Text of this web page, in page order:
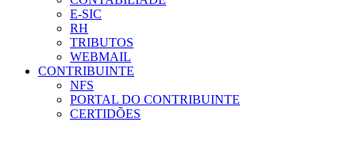
E-SIC
RH
TRIBUTOS
WEBMAIL
CONTRIBUINTE
NFS
PORTAL DO CONTRIBUINTE
CERTIDÕES